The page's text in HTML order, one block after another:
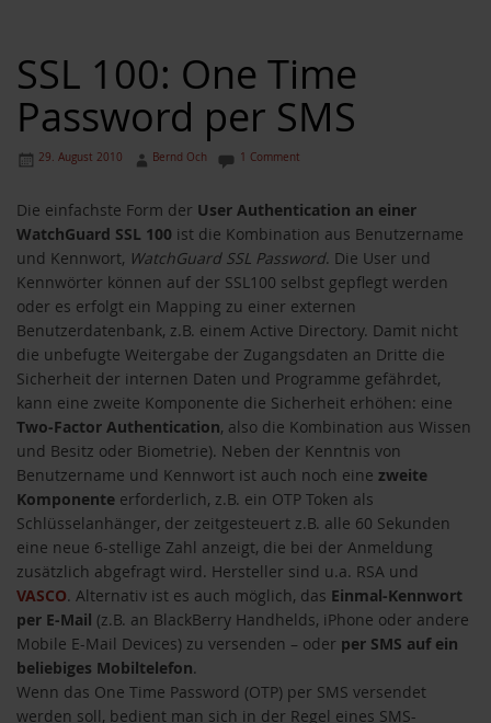
SSL 100: One Time
Password per SMS
29. August 2010 Bernd Och 1 Comment
Die einfachste Form der User Authentication an einer
WatchGuard SSL 100 ist die Kombination aus Benutzername
und Kennwort, WatchGuard SSL Password. Die User und
Kennwörter können auf der SSL100 selbst gepflegt werden
oder es erfolgt ein Mapping zu einer externen
Benutzerdatenbank, z.B. einem Active Directory. Damit nicht
die unbefugte Weitergabe der Zugangsdaten an Dritte die
Sicherheit der internen Daten und Programme gefährdet,
kann eine zweite Komponente die Sicherheit erhöhen: eine
Two-Factor Authentication, also die Kombination aus Wissen
und Besitz oder Biometrie). Neben der Kenntnis von
Benutzername und Kennwort ist auch noch eine zweite
Komponente erforderlich, z.B. ein OTP Token als
Schlüsselanhänger, der zeitgesteuert z.B. alle 60 Sekunden
eine neue 6-stellige Zahl anzeigt, die bei der Anmeldung
zusätzlich abgefragt wird. Hersteller sind u.a. RSA und
VASCO. Alternativ ist es auch möglich, das Einmal-Kennwort
per E-Mail (z.B. an BlackBerry Handhelds, iPhone oder andere
Mobile E-Mail Devices) zu versenden – oder per SMS auf ein
beliebiges Mobiltelefon.
Wenn das One Time Password (OTP) per SMS versendet
werden soll, bedient man sich in der Regel eines SMS-